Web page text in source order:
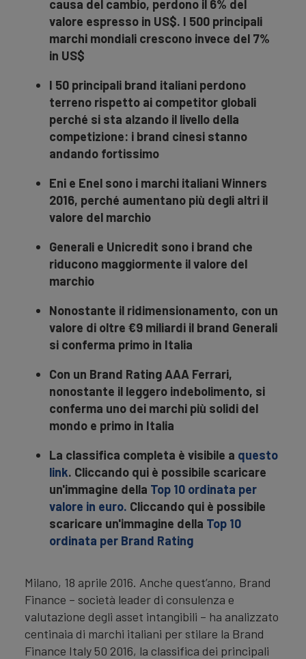
causa del cambio, perdono il 6% del
valore espresso in US$. I 500 principali
marchi mondiali crescono invece del 7%
in US$
I 50 principali brand italiani perdono
terreno rispetto ai competitor globali
perché si sta alzando il livello della
competizione: i brand cinesi stanno
andando fortissimo
Eni e Enel sono i marchi italiani Winners
2016, perché aumentano più degli altri il
valore del marchio
Generali e Unicredit sono i brand che
riducono maggiormente il valore del
marchio
Nonostante il ridimensionamento, con un
valore di oltre €9 miliardi il brand Generali
si conferma primo in Italia
Con un Brand Rating AAA Ferrari,
nonostante il leggero indebolimento, si
conferma uno dei marchi più solidi del
mondo e primo in Italia
La classifica completa è visibile a questo
link. Cliccando qui è possibile scaricare
un'immagine della Top 10 ordinata per
valore in euro. Cliccando qui è possibile
scaricare un'immagine della Top 10
ordinata per Brand Rating
Milano, 18 aprile 2016. Anche quest’anno, Brand
Finance – società leader di consulenza e
valutazione degli asset intangibili – ha analizzato
centinaia di marchi italiani per stilare la Brand
Finance Italy 50 2016, la classifica dei principali